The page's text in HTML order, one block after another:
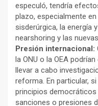
especuló, tendría
plazo, especialmente
sisderúrgica, la energía
nearshoring y las
Presión internacional:
la ONU o la OEA
llevar a cabo
reforma. En particular,
principios democráticos
sanciones o presiones